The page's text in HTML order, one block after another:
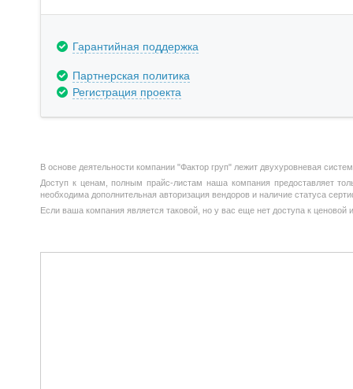
Гарантийная поддержка
Партнерская политика
Регистрация проекта
В основе деятельности компании "Фактор груп" лежит двухуровневая
Доступ к ценам, полным прайс-листам наша компания предоставляет
необходима дополнительная авторизация вендоров и наличие статуса
Если ваша компания является таковой, но у вас еще нет доступа к